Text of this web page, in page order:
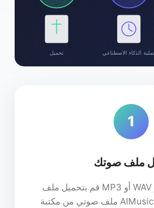
تحميل الذكاء الاصطناعي
1
ملف صوتك
قم بتحميل ملف MP3 أو WAV من جهازك، أو اختر
ملف صوتي من مكتبة AIMusicGen الخاصة بك إذا